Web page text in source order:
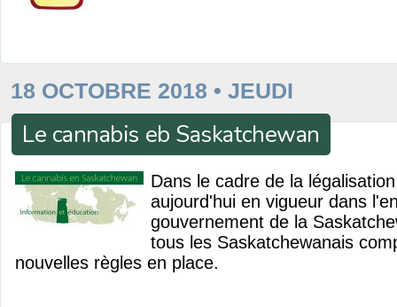
18 OCTOBRE 2018 • JEUDI
Le cannabis eb Saskatchewan
Dans le cadre de la
aujourd'hui en vigueur dans
gouvernement de la
tous les Saskatchewanais
nouvelles règles en place.